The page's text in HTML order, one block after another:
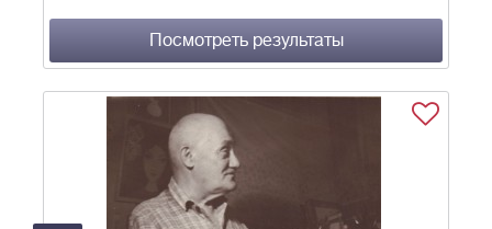
Посмотреть результаты